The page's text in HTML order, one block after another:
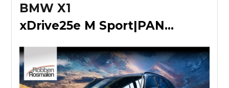
BMW X1
xDrive25e M Sport|PANO|TrkHk|LEDER|20''